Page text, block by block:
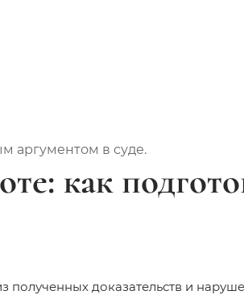
аргументом в суде.
как
полученных доказательств и